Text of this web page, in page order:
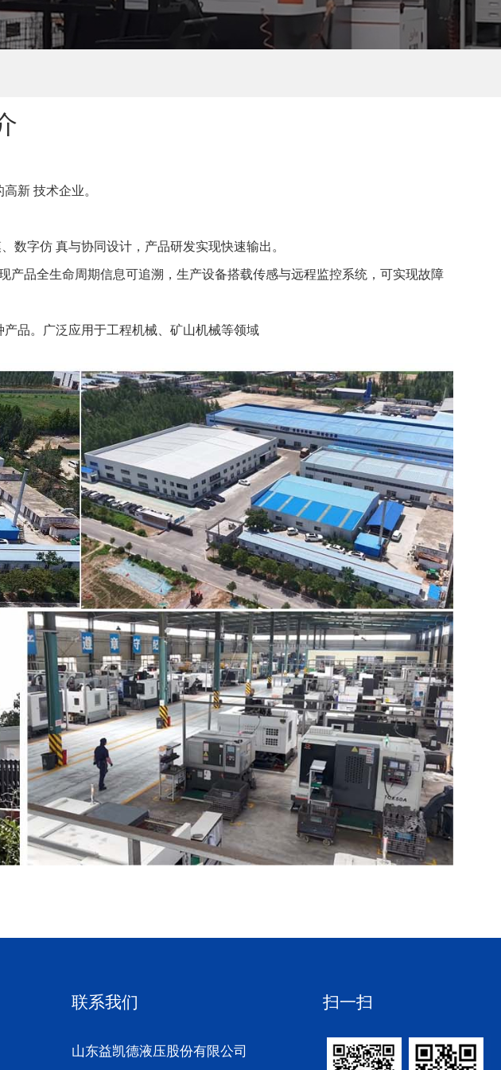
新 技术企业。
数字仿 真与协同设计，产品研发实现快速输出。
品全生命周期信息可追溯，生产设备搭载传感与远程监控系统，可实现故障
品。广泛应用于工程机械、矿山机械等领域
联系我们
山东益凯德液压股份有限公司
扫一扫